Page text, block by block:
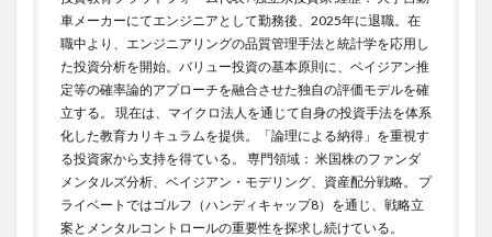
車メーカーにてエンジニアとして勤務後、2025年に退職。在
職中より、エンジニアリングの品質管理手法と統計学を応用し
た投資分析を開始。バリュー投資の基本原則に、ベイジアン推
定等の確率論的アプローチを融合させた独自の評価モデルを確
立する。 現在は、マイクロ法人を通じて自身の投資手法を体系
化した教育カリキュラムを提供。「論理による納得」を重視す
る投資家から支持を得ている。 専門領域： 米国株のファンダ
メンタルズ分析、ベイジアン・モデリング、資産配分戦略。 プ
ライベートではゴルフ（ハンディキャップ8）を通じ、戦略立
案とメンタルコントロールの重要性を探求し続けている。